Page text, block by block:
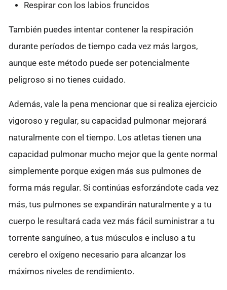
Respirar con los labios fruncidos
También puedes intentar contener la respiración
durante períodos de tiempo cada vez más largos,
aunque este método puede ser potencialmente
peligroso si no tienes cuidado.
Además, vale la pena mencionar que si realiza ejercicio
vigoroso y regular, su capacidad pulmonar mejorará
naturalmente con el tiempo. Los atletas tienen una
capacidad pulmonar mucho mejor que la gente normal
simplemente porque exigen más sus pulmones de
forma más regular. Si continúas esforzándote cada vez
más, tus pulmones se expandirán naturalmente y a tu
cuerpo le resultará cada vez más fácil suministrar a tu
torrente sanguíneo, a tus músculos e incluso a tu
cerebro el oxígeno necesario para alcanzar los
máximos niveles de rendimiento.